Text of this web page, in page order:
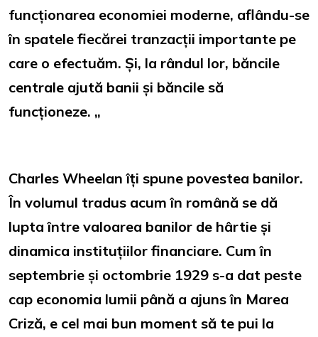
funcționarea economiei moderne, aflându-se
în spatele fiecărei tranzacții importante pe
care o efectuăm. Și, la rândul lor, băncile
centrale ajută banii și băncile să
funcționeze. „
Charles Wheelan îți spune povestea banilor.
În volumul tradus acum în română se dă
lupta între valoarea banilor de hârtie și
dinamica instituțiilor financiare. Cum în
septembrie și octombrie 1929 s-a dat peste
cap economia lumii până a ajuns în Marea
Criză, e cel mai bun moment să te pui la